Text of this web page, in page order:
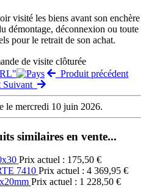
visité les biens avant son enchère
démontage, déconnexion ou toute
pour le retrait de son achat.
de visite clôturée
Produit précédent
Suivant
le mercredi 10 juin 2026.
similaires en vente...
Prix actuel : 175,50 €
Prix actuel : 4 369,95 €
Prix actuel : 1 228,50 €